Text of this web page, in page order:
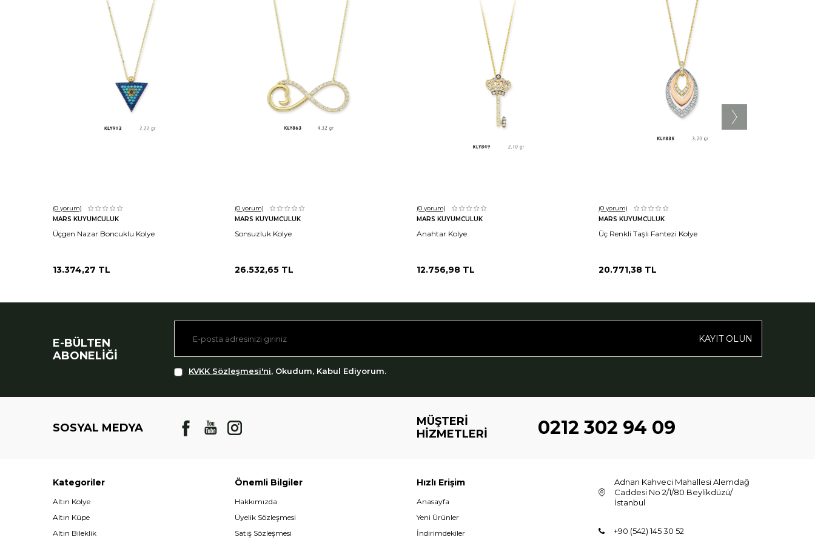
(0 yorum)
MARS KUYUMCULUK
Üçgen Nazar Boncuklu Kolye
13.374,27 TL
(0 yorum)
MARS KUYUMCULUK
Sonsuzluk Kolye
26.532,65 TL
(0 yorum)
MARS KUYUMCULUK
Anahtar Kolye
12.756,98 TL
(0 yorum)
MARS KUYUMCULUK
Üç Renkli Taşlı Fantezi Kolye
20.771,38 TL
E-BÜLTEN
ABONELIĞI
KAYIT OLUN
KVKK Sözleşmesi'ni, Okudum, Kabul Ediyorum.
SOSYAL MEDYA
MÜŞTERI
HIZMETLERI
0212 302 94 09
Kategoriler
Altın Kolye
Altın Küpe
Altın Bileklik
Önemli Bilgiler
Hakkımızda
Üyelik Sözleşmesi
Satış Sözleşmesi
Hızlı Erişim
Anasayfa
Yeni Ürünler
İndirimdekiler
Adnan Kahveci Mahallesi Alemdağ
Caddesi No 2/1/80 Beylikdüzü/
İstanbul
+90 (542) 145 30 52